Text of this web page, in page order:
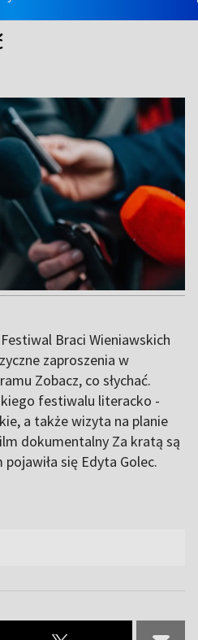
Braci Wieniawskich
zaproszenia w
Zobacz, co słychać.
festiwalu literacko -
a także wizyta na planie
dokumentalny Za kratą są
się Edyta Golec.